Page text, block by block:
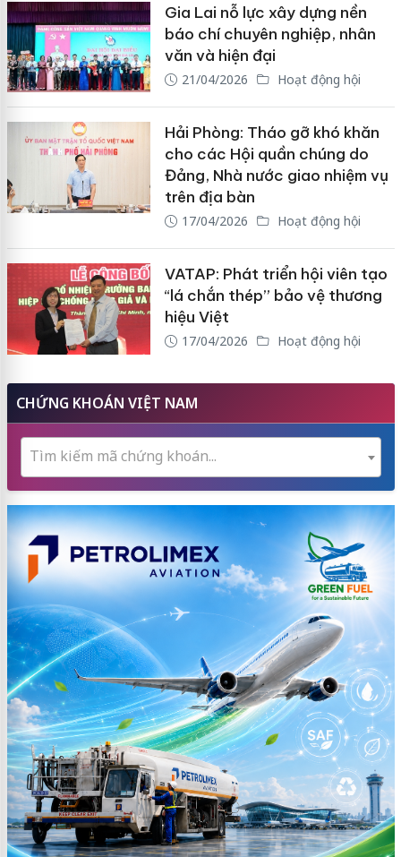
Gia Lai nỗ lực xây dựng nền
báo chí chuyên nghiệp, nhân
văn và hiện đại
21/04/2026 Hoạt động hội
Hải Phòng: Tháo gỡ khó khăn
cho các Hội quần chúng do
Đảng, Nhà nước giao nhiệm vụ
trên địa bàn
17/04/2026 Hoạt động hội
VATAP: Phát triển hội viên tạo
“lá chắn thép” bảo vệ thương
hiệu Việt
17/04/2026 Hoạt động hội
CHỨNG KHOÁN VIỆT NAM
Tìm kiếm mã chứng khoán...